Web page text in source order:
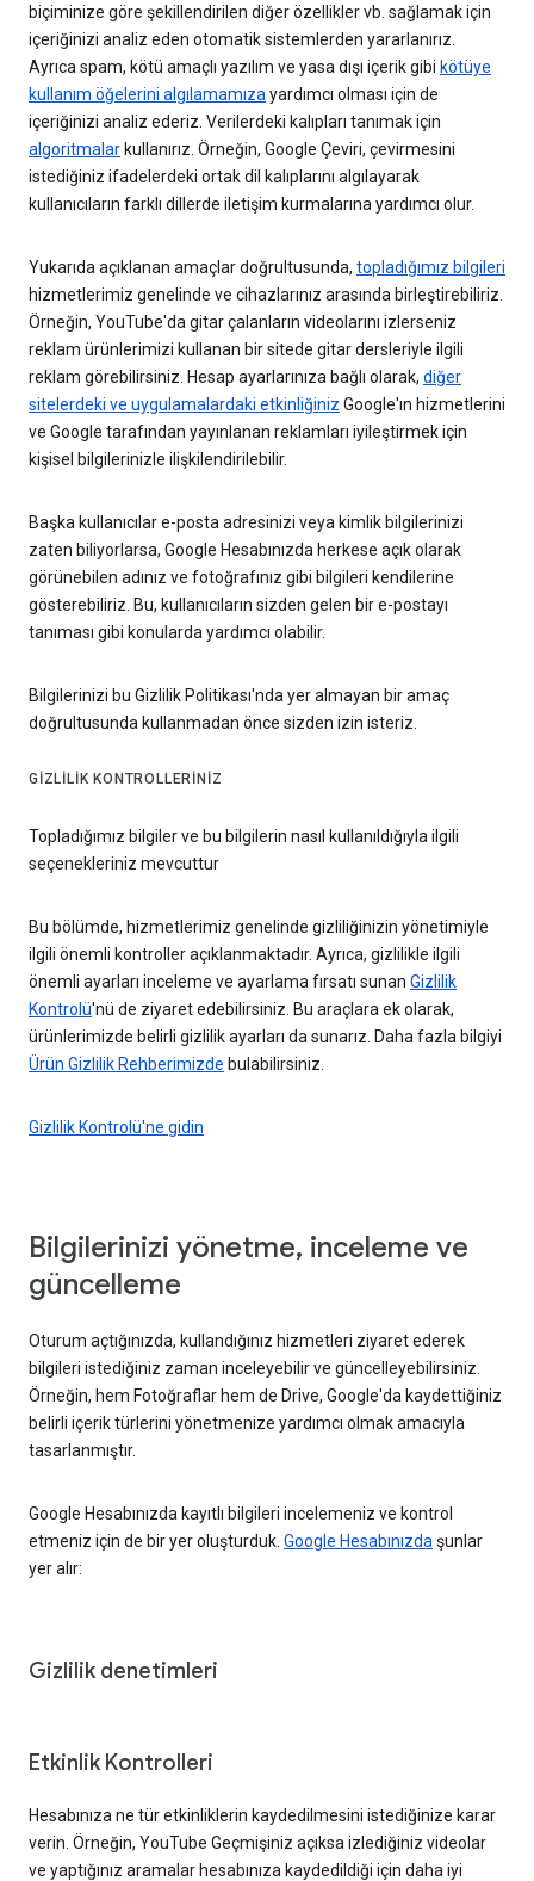
biçiminize göre şekillendirilen diğer özellikler vb. sağlamak için
içeriğinizi analiz eden otomatik sistemlerden yararlanırız.
Ayrıca spam, kötü amaçlı yazılım ve yasa dışı içerik gibi kötüye
kullanım öğelerini algılamamıza yardımcı olması için de
içeriğinizi analiz ederiz. Verilerdeki kalıpları tanımak için
algoritmalar kullanırız. Örneğin, Google Çeviri, çevirmesini
istediğiniz ifadelerdeki ortak dil kalıplarını algılayarak
kullanıcıların farklı dillerde iletişim kurmalarına yardımcı olur.
Yukarıda açıklanan amaçlar doğrultusunda, topladığımız bilgileri
hizmetlerimiz genelinde ve cihazlarınız arasında birleştirebiliriz.
Örneğin, YouTube'da gitar çalanların videolarını izlerseniz
reklam ürünlerimizi kullanan bir sitede gitar dersleriyle ilgili
reklam görebilirsiniz. Hesap ayarlarınıza bağlı olarak, diğer
sitelerdeki ve uygulamalardaki etkinliğiniz Google'ın hizmetlerini
ve Google tarafından yayınlanan reklamları iyileştirmek için
kişisel bilgilerinizle ilişkilendirilebilir.
Başka kullanıcılar e-posta adresinizi veya kimlik bilgilerinizi
zaten biliyorlarsa, Google Hesabınızda herkese açık olarak
görünebilen adınız ve fotoğrafınız gibi bilgileri kendilerine
gösterebiliriz. Bu, kullanıcıların sizden gelen bir e-postayı
tanıması gibi konularda yardımcı olabilir.
Bilgilerinizi bu Gizlilik Politikası'nda yer almayan bir amaç
doğrultusunda kullanmadan önce sizden izin isteriz.
GIZLILIK KONTROLLERINIZ
Topladığımız bilgiler ve bu bilgilerin nasıl kullanıldığıyla ilgili
seçenekleriniz mevcuttur
Bu bölümde, hizmetlerimiz genelinde gizliliğinizin yönetimiyle
ilgili önemli kontroller açıklanmaktadır. Ayrıca, gizlilikle ilgili
önemli ayarları inceleme ve ayarlama fırsatı sunan Gizlilik
Kontrolü'nü de ziyaret edebilirsiniz. Bu araçlara ek olarak,
ürünlerimizde belirli gizlilik ayarları da sunarız. Daha fazla bilgiyi
Ürün Gizlilik Rehberimizde bulabilirsiniz.
Gizlilik Kontrolü'ne gidin
Bilgilerinizi yönetme, inceleme ve
güncelleme
Oturum açtığınızda, kullandığınız hizmetleri ziyaret ederek
bilgileri istediğiniz zaman inceleyebilir ve güncelleyebilirsiniz.
Örneğin, hem Fotoğraflar hem de Drive, Google'da kaydettiğiniz
belirli içerik türlerini yönetmenize yardımcı olmak amacıyla
tasarlanmıştır.
Google Hesabınızda kayıtlı bilgileri incelemeniz ve kontrol
etmeniz için de bir yer oluşturduk. Google Hesabınızda şunlar
yer alır:
Gizlilik denetimleri
Etkinlik Kontrolleri
Hesabınıza ne tür etkinliklerin kaydedilmesini istediğinize karar
verin. Örneğin, YouTube Geçmişiniz açıksa izlediğiniz videolar
ve yaptığınız aramalar hesabınıza kaydedildiği için daha iyi